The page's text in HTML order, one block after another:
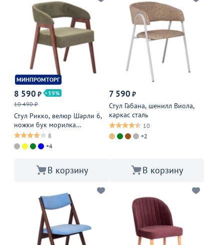
МИНПРОМТОРГ
8 590 ₽
19
10 490 ₽
Стул Рикко, велюр Шарли 6,
ножки бук морилка
старинный орех
8
+4
В корзину
7 590 ₽
Стул Габана, шенилл Виола,
каркас сталь
10
+2
В корзину